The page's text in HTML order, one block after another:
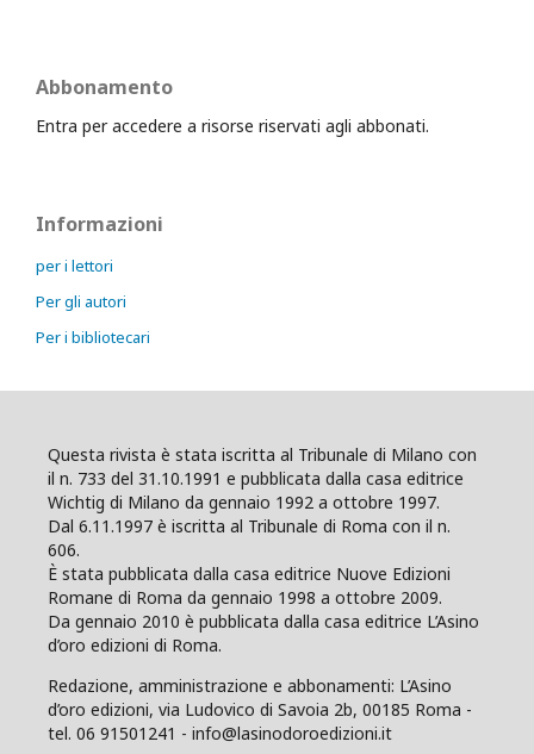
Abbonamento
Entra per accedere a risorse riservati agli abbonati.
Informazioni
per i lettori
Per gli autori
Per i bibliotecari
Questa rivista è stata iscritta al Tribunale di Milano con
il n. 733 del 31.10.1991 e pubblicata dalla casa editrice
Wichtig di Milano da gennaio 1992 a ottobre 1997.
Dal 6.11.1997 è iscritta al Tribunale di Roma con il n.
606.
È stata pubblicata dalla casa editrice Nuove Edizioni
Romane di Roma da gennaio 1998 a ottobre 2009.
Da gennaio 2010 è pubblicata dalla casa editrice L’Asino
d’oro edizioni di Roma.
Redazione, amministrazione e abbonamenti: L’Asino
d’oro edizioni, via Ludovico di Savoia 2b, 00185 Roma -
tel. 06 91501241 - info@lasinodoroedizioni.it